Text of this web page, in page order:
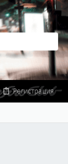
Регистрация